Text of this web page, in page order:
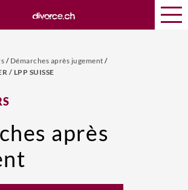
/ Démarches après jugement /
/ LPP SUISSE
après